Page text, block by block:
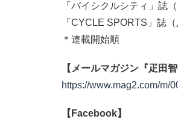
「バイシクルシティ」誌
「CYCLE SPORTS」誌
＊連載開始順
【メールマガジン『疋田
https://www.mag2.com/m/
【Facebook】